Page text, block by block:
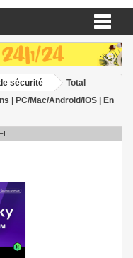
sécurité
Total
| PC/Mac/Android/iOS | En